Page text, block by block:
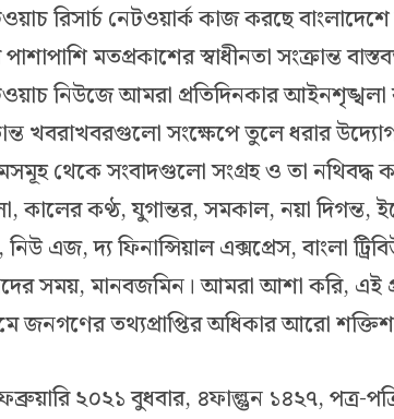
রিসার্চ নেটওয়ার্ক কাজ করছে
মতপ্রকাশের স্বাধীনতা সংক্রান্ত
নিউজে আমরা প্রতিদিনকার
খবরাখবরগুলো সংক্ষেপে তুলে ধরার উদ্যোগ
থেকে সংবাদগুলো সংগ্রহ ও তা নথিবদ্ধ
কণ্ঠ, যুগান্তর, সমকাল, নয়া দিগন্ত,
নিউ এজ, দ্য ফিনান্সিয়াল এক্সপ্রেস, বাংলা
সময়, মানবজমিন। আমরা আশা করি, এই
জনগণের তথ্যপ্রাপ্তির অধিকার আরো
২০২১ বুধবার, ৪ফাল্গুন ১৪২৭, পত্র-